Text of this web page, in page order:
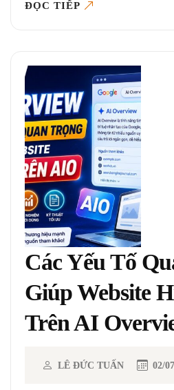
ĐỌC TIẾP
Các Yếu Tố
Giúp Website
Trên AI
LÊ ĐỨC TUẤN 02/